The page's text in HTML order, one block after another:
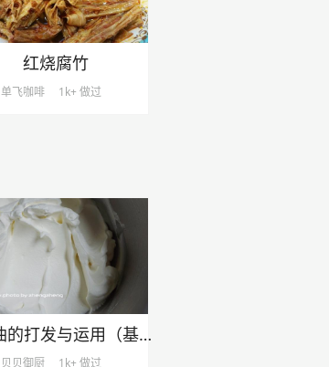
红烧腐竹
单飞咖啡 1k+ 做过
淡奶油的打发与运用（基础）（干货）
贝贝御厨 1k+ 做过